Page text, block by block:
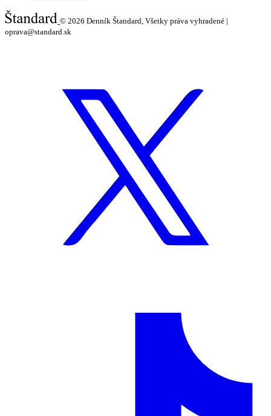
© 2026 Denník Štandard, Všetky práva vyhradené |
oprava@standard.sk